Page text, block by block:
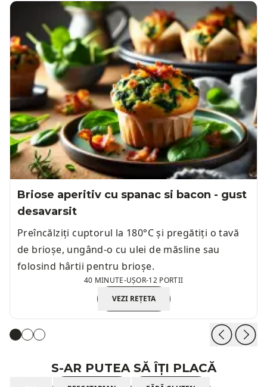
Briose aperitiv cu spanac si bacon - gust
desavarsit
Preîncălziți cuptorul la 180°C și pregătiți o tavă
de brioșe, ungând-o cu ulei de măsline sau
folosind hârtii pentru brioșe.
40 MINUTE-UȘOR-12 PORTII
VEZI REȚETA
S-AR PUTEA SĂ ÎȚI PLACĂ